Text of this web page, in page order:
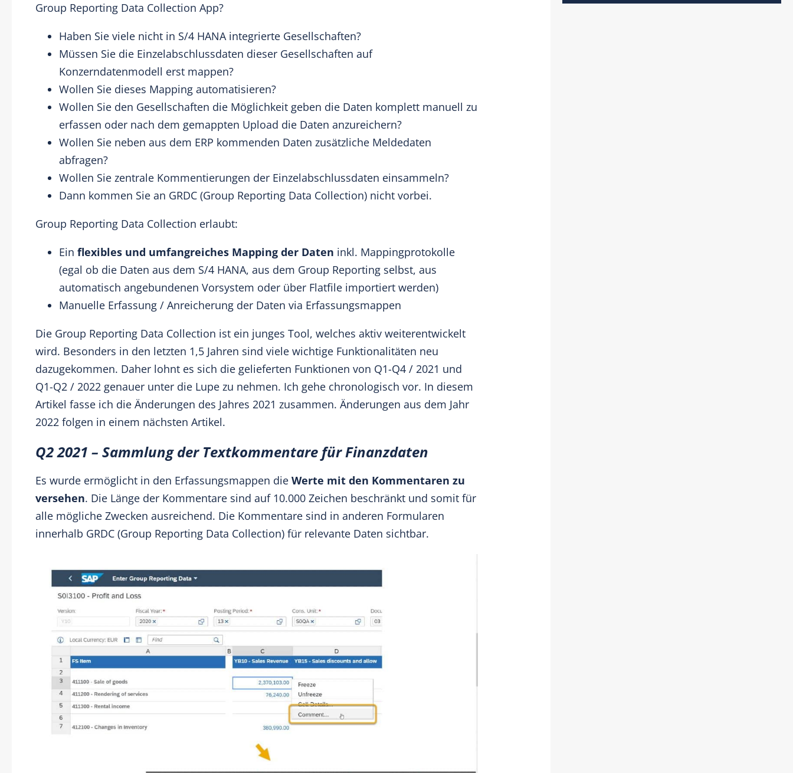
Group Reporting Data Collection App?
Haben Sie viele nicht in S/4 HANA integrierte Gesellschaften?
Müssen Sie die Einzelabschlussdaten dieser Gesellschaften auf
Konzerndatenmodell erst mappen?
Wollen Sie dieses Mapping automatisieren?
Wollen Sie den Gesellschaften die Möglichkeit geben die Daten komplett manuell zu
erfassen oder nach dem gemappten Upload die Daten anzureichern?
Wollen Sie neben aus dem ERP kommenden Daten zusätzliche Meldedaten
abfragen?
Wollen Sie zentrale Kommentierungen der Einzelabschlussdaten einsammeln?
Dann kommen Sie an GRDC (Group Reporting Data Collection) nicht vorbei.
Group Reporting Data Collection erlaubt:
Ein flexibles und umfangreiches Mapping der Daten inkl. Mappingprotokolle
(egal ob die Daten aus dem S/4 HANA, aus dem Group Reporting selbst, aus
automatisch angebundenen Vorsystem oder über Flatfile importiert werden)
Manuelle Erfassung / Anreicherung der Daten via Erfassungsmappen
Die Group Reporting Data Collection ist ein junges Tool, welches aktiv weiterentwickelt
wird. Besonders in den letzten 1,5 Jahren sind viele wichtige Funktionalitäten neu
dazugekommen. Daher lohnt es sich die gelieferten Funktionen von Q1-Q4 / 2021 und
Q1-Q2 / 2022 genauer unter die Lupe zu nehmen. Ich gehe chronologisch vor. In diesem
Artikel fasse ich die Änderungen des Jahres 2021 zusammen. Änderungen aus dem Jahr
2022 folgen in einem nächsten Artikel.
Q2 2021 – Sammlung der Textkommentare für Finanzdaten
Es wurde ermöglicht in den Erfassungsmappen die Werte mit den Kommentaren zu
versehen. Die Länge der Kommentare sind auf 10.000 Zeichen beschränkt und somit für
alle mögliche Zwecken ausreichend. Die Kommentare sind in anderen Formularen
innerhalb GRDC (Group Reporting Data Collection) für relevante Daten sichtbar.